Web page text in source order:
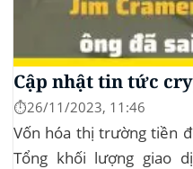
Cập nhật tin tức
⏱️26/11/2023, 11:46
Vốn hóa thị trường tiền
Tổng khối lượng giao